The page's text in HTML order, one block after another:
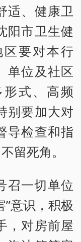
适、健康卫
阳市卫生健
要对本行
单位及社区
式、高频
别要加大对
导检查和指
留死角。
召一切单位
意识，积极
，对房前屋